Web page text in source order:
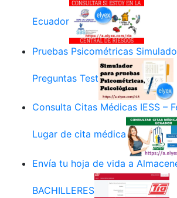
Ecuador
Pruebas Psicométricas
Preguntas Test
Consulta Citas Médicas IESS –
Lugar de cita médica
Envía tu hoja de vida a
BACHILLERES